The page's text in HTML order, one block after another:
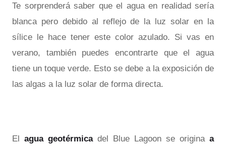
Te sorprenderá saber que el agua en realidad sería
blanca pero debido al reflejo de la luz solar en la
sílice le hace tener este color azulado. Si vas en
verano, también puedes encontrarte que el agua
tiene un toque verde. Esto se debe a la exposición de
las algas a la luz solar de forma directa.
El agua geotérmicadel Blue Lagoon se origina a